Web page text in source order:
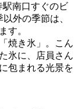
駅南口すぐのビ
外の季節は、
す。
焼き氷」。こん
氷に、店員さん
包まれる光景を